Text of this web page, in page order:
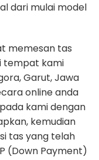
dari mulai model
memesan tas
tempat kami
Garut, Jawa
online anda
kami dengan
kemudian
tas yang telah
(Down Payment)